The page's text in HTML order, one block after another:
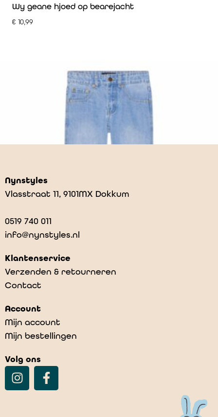
Wy geane hjoed op bearejacht
€ 10,99
€69,00 -
Nynstyles
Vlasstraat 11, 9101MX Dokkum
0519 740 011
info@nynstyles.nl
Klantenservice
Verzenden & retourneren
Contact
Account
Mijn account
Mijn bestellingen
Volg ons